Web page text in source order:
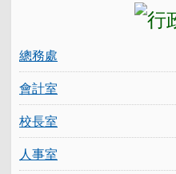
總務處
會計室
校長室
人事室